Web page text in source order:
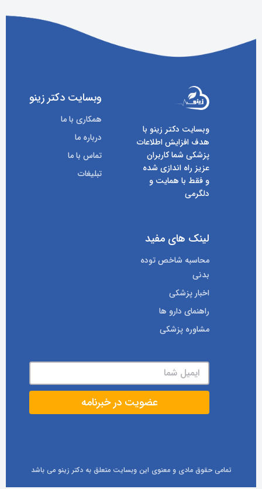
وبسایت دکتر زینو با
هدف افزایش اطلاعات
پزشکی شما کاربران
عزیز راه اندازی شده
و فقط با همایت و
دلگرمی
وبسایت دکتر زینو
همکاری با ما
درباره ما
تماس با ما
تبلیغات
لینک های مفید
محاسبه شاخص توده
بدنی
اخبار پزشکی
راهنمای دارو ها
مشاوره پزشکی
تمامی حقوق مادی و معنوی این وبسایت متعلق به دکتر زینو می باشد